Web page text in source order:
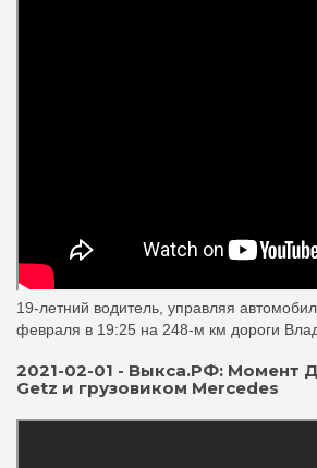
19-летний водитель, управляя
февраля в 19:25 на 248-м км дороги
2021-02-01 - Выкса.РФ: Момент
Getz и грузовиком Mercedes